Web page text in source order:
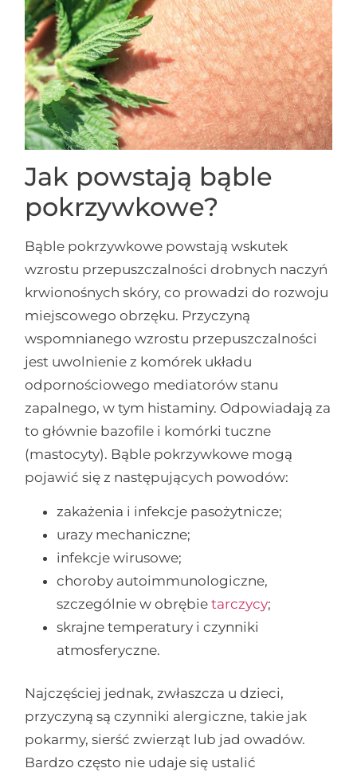
Jak powstają bąble
pokrzywkowe?
Bąble pokrzywkowe powstają wskutek
wzrostu przepuszczalności drobnych naczyń
krwionośnych skóry, co prowadzi do rozwoju
miejscowego obrzęku. Przyczyną
wspomnianego wzrostu przepuszczalności
jest uwolnienie z komórek układu
odpornościowego mediatorów stanu
zapalnego, w tym histaminy. Odpowiadają za
to głównie bazofile i komórki tuczne
(mastocyty). Bąble pokrzywkowe mogą
pojawić się z następujących powodów:
zakażenia i infekcje pasożytnicze;
urazy mechaniczne;
infekcje wirusowe;
choroby autoimmunologiczne,
szczególnie w obrębietarczycy;
skrajne temperatury i czynniki
atmosferyczne.
Najczęściej jednak, zwłaszcza u dzieci,
przyczyną są czynniki alergiczne, takie jak
pokarmy, sierść zwierząt lub jad owadów.
Bardzo często nie udaje się ustalić